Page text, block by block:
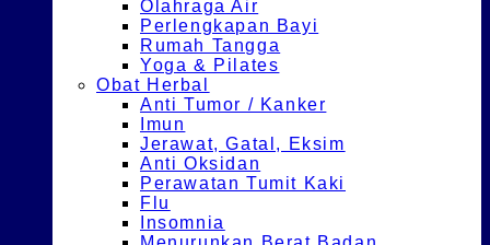
Olahraga Air
Perlengkapan Bayi
Rumah Tangga
Yoga & Pilates
Obat Herbal
Anti Tumor / Kanker
Imun
Jerawat, Gatal, Eksim
Anti Oksidan
Perawatan Tumit Kaki
Flu
Insomnia